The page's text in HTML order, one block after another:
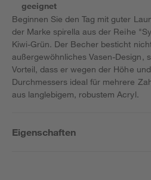
geeignet
Beginnen Sie den Tag mit guter
der Marke spirella aus der Reihe
Kiwi-Grün. Der Becher besticht
außergewöhnliches Vasen-Design,
Vorteil, dass er wegen der Höhe
Durchmessers ideal für mehrere
aus langlebigem, robustem Acryl.
Eigenschaften